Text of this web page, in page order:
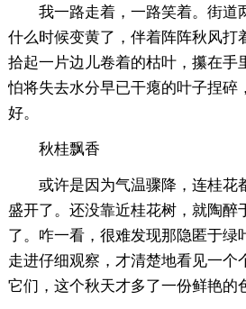
我一路走着，一路笑着。街道
什么时候变黄了，伴着阵阵秋风打
拾起一片边儿卷着的枯叶，攥在手
怕将失去水分早已干瘪的叶子捏碎
好。
秋桂飘香
或许是因为气温骤降，连桂花
盛开了。还没靠近桂花树，就陶醉
了。咋一看，很难发现那隐匿于绿
走进仔细观察，才清楚地看见一个
它们，这个秋天才多了一份鲜艳的